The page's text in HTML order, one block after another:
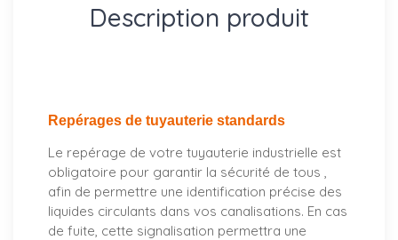
Description produit
Repérages de tuyauterie standards
Le repérage de votre tuyauterie industrielle est
obligatoire pour garantir la sécurité de tous ,
afin de permettre une identification précise des
liquides circulants dans vos canalisations. En cas
de fuite, cette signalisation permettra une